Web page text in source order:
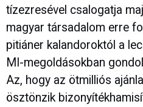
tízezresével csalogatja
magyar társadalom erre
pitiáner kalandoroktól a
MI-megoldásokban
Az, hogy az ötmilliós
ösztönzik